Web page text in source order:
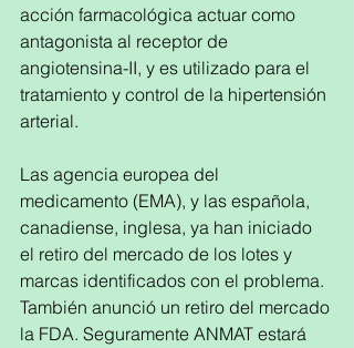
acción farmacológica actuar como
antagonista al receptor de
angiotensina-II, y es utilizado para el
tratamiento y control de la hipertensión
arterial.
Las agencia europea del
medicamento (EMA), y las española,
canadiense, inglesa, ya han iniciado
el retiro del mercado de los lotes y
marcas identificados con el problema.
También anunció un retiro del mercado
la FDA. Seguramente ANMAT estará